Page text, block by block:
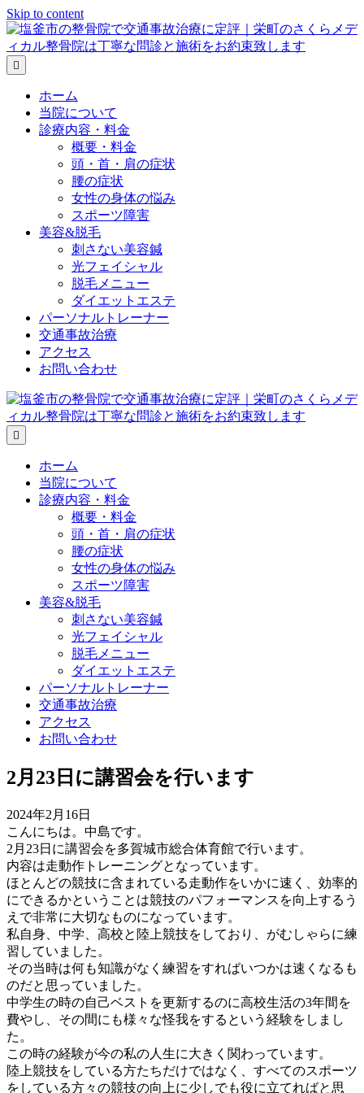
Skip to content
ニ
ュ
ホーム
当院について
診療内容・料金
概要・料金
頭・首・肩の症状
腰の症状
女性の身体の悩み
スポーツ障害
美容&脱毛
刺さない美容鍼
光フェイシャル
脱毛メニュー
ダイエットエステ
パーソナルトレーナー
交通事故治療
アクセス
お問い合わせ
ニ
ュ
ホーム
当院について
診療内容・料金
概要・料金
頭・首・肩の症状
腰の症状
女性の身体の悩み
スポーツ障害
美容&脱毛
刺さない美容鍼
光フェイシャル
脱毛メニュー
ダイエットエステ
パーソナルトレーナー
交通事故治療
アクセス
お問い合わせ
2月23日に講習会を行います
2024年2月16日
こんにちは。中島です。
2月23日に講習会を多賀城市総合体育館で行います。
内容は走動作トレーニングとなっています。
ほとんどの競技に含まれている走動作をいかに速く、効率的
にできるかということは競技のパフォーマンスを向上するう
えで非常に大切なものになっています。
私自身、中学、高校と陸上競技をしており、がむしゃらに練
習していました。
その当時は何も知識がなく練習をすればいつかは速くなるも
のだと思っていました。
中学生の時の自己ベストを更新するのに高校生活の3年間を
費やし、その間にも様々な怪我をするという経験をしまし
た。
この時の経験が今の私の人生に大きく関わっています。
陸上競技をしている方たちだけではなく、すべてのスポーツ
をしている方々の競技の向上に少しでも役に立てればと思